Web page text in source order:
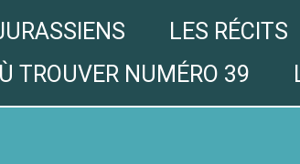
LES RÉCITS
TROUVER NUMÉRO 39